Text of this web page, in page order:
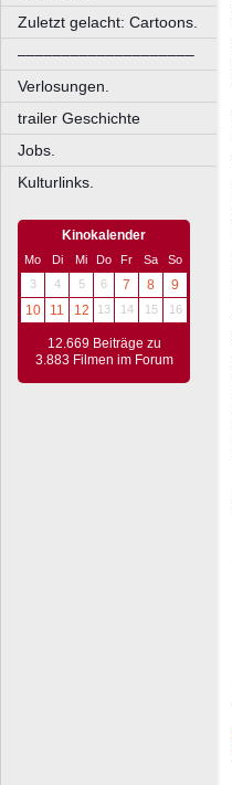
Zuletzt gelacht: Cartoons.
––––––––––––––––––––
Verlosungen.
trailer Geschichte
Jobs.
Kulturlinks.
Kinokalender
Mo Di Mi Do Fr Sa
So
3
4 5 6 7 8
9
10
11 12 13 14 15 16
12.669 Beiträge zu
3.883 Filmen im Forum